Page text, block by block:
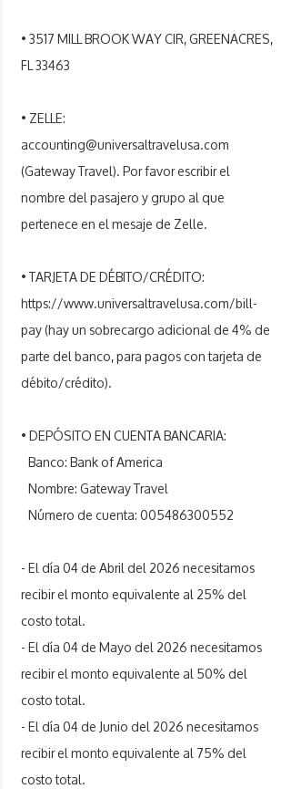
• 3517 MILL BROOK WAY CIR, GREENACRES,
FL 33463
• ZELLE:
accounting@universaltravelusa.com
(Gateway Travel). Por favor escribir el
nombre del pasajero y grupo al que
pertenece en el mesaje de Zelle.
• TARJETA DE DÉBITO/CRÉDITO:
https://www.universaltravelusa.com/bill-
pay(hay un sobrecargo adicional de 4% de
parte del banco, para pagos con tarjeta de
débito/crédito).
• DEPÓSITO EN CUENTA BANCARIA:
Banco: Bank of America
Nombre: Gateway Travel
Número de cuenta:005486300552
- El día 04 de Abril del 2026 necesitamos
recibir el monto equivalente al 25% del
costo total.
- El día 04 de Mayo del 2026 necesitamos
recibir el monto equivalente al 50% del
costo total.
- El día 04 de Junio del 2026 necesitamos
recibir el monto equivalente al 75% del
costo total.